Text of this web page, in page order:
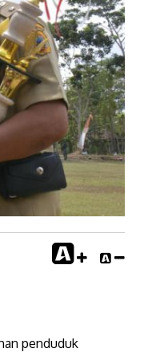
penduduk